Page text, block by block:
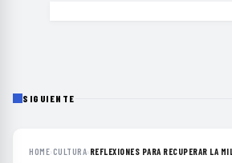
SIGUIENTE
HOME›CULTURA› REFLEXIONES PARA RECUPERAR LA